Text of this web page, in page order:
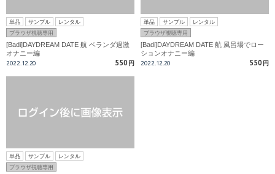
単品 サンプル
レンタル
ブラウザ視聴専用
[Badi]DAYDREAM DATE 航 ベランダ過激
オナニー編
2022.12.20 550 円
単品 サンプル
レンタル
ブラウザ視聴専用
[Badi]DAYDREAM DATE 航 風呂場でロー
ションオナニー編
2022.12.20 550 円
単品 サンプル
レンタル
ブラウザ視聴専用